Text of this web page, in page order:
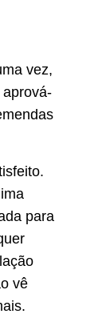
vez,
para
vê